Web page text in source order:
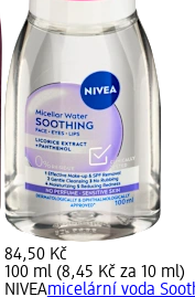
84,50 Kč
100 ml (8,45 Kč za 10 ml)
NIVEAmicelární voda